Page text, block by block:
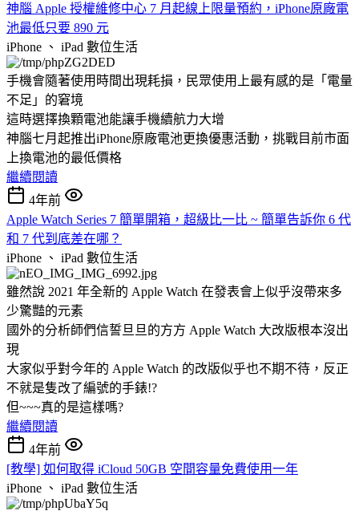
神腦 Apple 授權維修中心 7 月起線上限量預約，iPhone原廠電
池最低只要 890 元
iPhone 、 iPad 數位生活
手機會隨著使用時間出現耗損，民眾使用上最有感的是「電量
不足」的窘境
這時選擇換顆電池能讓手機續航力大增
神腦七月起推出iPhone原廠電池更換優惠活動，挑戰目前市面
上換電池的最低價格
繼續閱讀
4年前
Apple Watch Series 7 簡單開箱，超級比一比 ~ 簡單告訴你 6 代
和 7 代到底差在哪？
iPhone 、 iPad 數位生活
雖然說 2021 年全新的 Apple Watch 在發表會上似乎沒帶來多
少驚豔的元素
國外的分析師們信誓旦旦的方方 Apple Watch 大改版根本沒出
現
大家似乎對今年的 Apple Watch 的改版似乎也不期不待，反正
不就是隻改了編號的手錶!?
但~~~真的是這樣嗎?
繼續閱讀
4年前
[教學] 如何取得 iCloud 50GB 空間容量免費使用一年
iPhone 、 iPad 數位生活